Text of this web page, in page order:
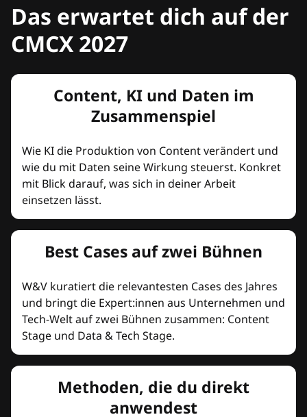
Das erwartet dich auf der
CMCX 2027
Content, KI und Daten im
Zusammenspiel
Wie KI die Produktion von Content verändert und
wie du mit Daten seine Wirkung steuerst. Konkret
mit Blick darauf, was sich in deiner Arbeit
einsetzen lässt.
Best Cases auf zwei Bühnen
W&V kuratiert die relevantesten Cases des Jahres
und bringt die Expert:innen aus Unternehmen und
Tech-Welt auf zwei Bühnen zusammen: Content
Stage und Data & Tech Stage.
Methoden, die du direkt
anwendest